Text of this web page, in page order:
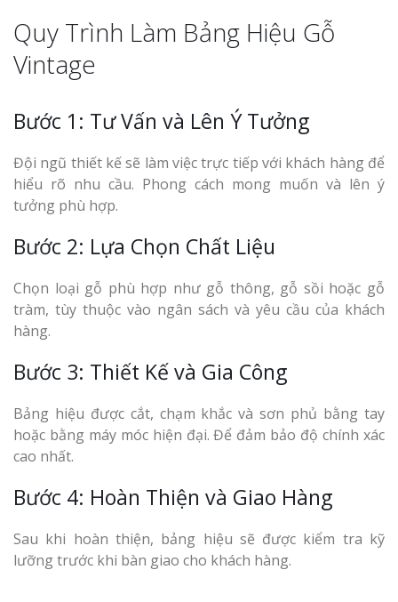
Quy Trình Làm Bảng Hiệu Gỗ
Vintage
Bước 1: Tư Vấn và Lên Ý Tưởng
Đội ngũ thiết kế sẽ làm việc trực tiếp với khách hàng để
hiểu rõ nhu cầu. Phong cách mong muốn và lên ý
tưởng phù hợp.
Bước 2: Lựa Chọn Chất Liệu
Chọn loại gỗ phù hợp như gỗ thông, gỗ sồi hoặc gỗ
tràm, tùy thuộc vào ngân sách và yêu cầu của khách
hàng.
Bước 3: Thiết Kế và Gia Công
Bảng hiệu được cắt, chạm khắc và sơn phủ bằng tay
hoặc bằng máy móc hiện đại. Để đảm bảo độ chính xác
cao nhất.
Bước 4: Hoàn Thiện và Giao Hàng
Sau khi hoàn thiện, bảng hiệu sẽ được kiểm tra kỹ
lưỡng trước khi bàn giao cho khách hàng.